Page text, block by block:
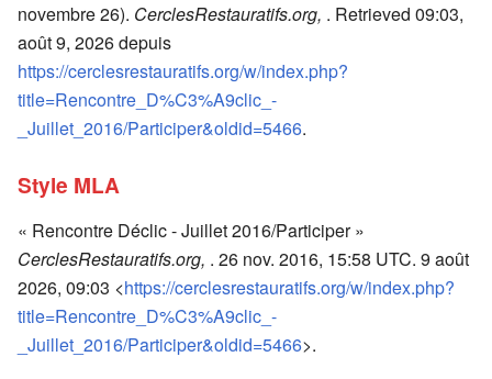
novembre 26). CerclesRestauratifs.org, . Retrieved 09:03,
août 9, 2026 depuis
https://cerclesrestauratifs.org/w/index.php?
title=Rencontre_D%C3%A9clic_-
_Juillet_2016/Participer&oldid=5466.
Style MLA
« Rencontre Déclic - Juillet 2016/Participer »
CerclesRestauratifs.org, . 26 nov. 2016, 15:58 UTC. 9 août
2026, 09:03 <https://cerclesrestauratifs.org/w/index.php?
title=Rencontre_D%C3%A9clic_-
_Juillet_2016/Participer&oldid=5466>.